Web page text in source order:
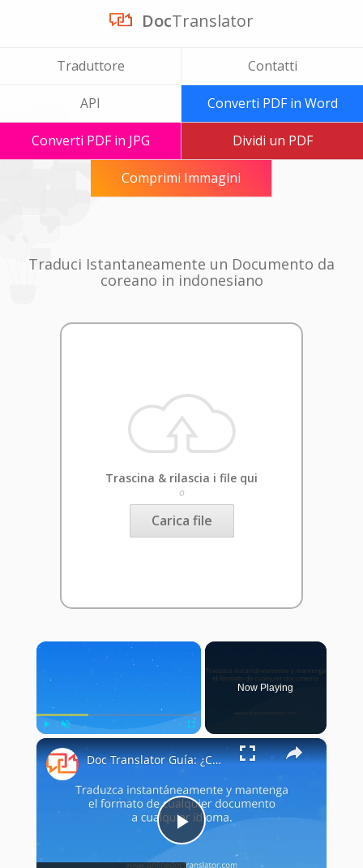
DocTranslator
Traduttore Contatti
API Converti PDF in Word
Converti PDF in JPG Dividi un PDF
Comprimi Immagini
Traduci Istantaneamente un Documento da
coreano in indonesiano
Trascina & rilascia i file qui
o
Carica file
×
Play Unmute Fullscreen
Now Playing
×
Play
Doc Translator Guía: ¿Cómo uso el traductor de documentos?